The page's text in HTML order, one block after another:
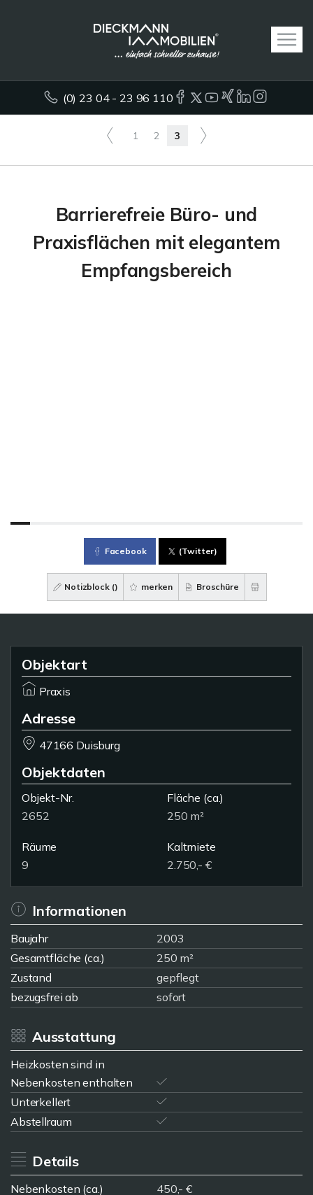
(0) 23 04 - 23 96 110
1 2 3
Barrierefreie Büro- und
Praxisflächen mit elegantem
Empfangsbereich
Facebook (Twitter)
Notizblock () merken Broschüre
Objektart
Praxis
Adresse
47166 Duisburg
Objektdaten
Objekt-Nr.
2652
Fläche (ca.)
250 m²
Räume
9
Kaltmiete
2.750,- €
Informationen
Baujahr
2003
Gesamtfläche (ca.)
250 m²
Zustand
gepflegt
bezugsfrei ab
sofort
Ausstattung
Heizkosten sind in
Nebenkosten enthalten
Unterkellert
Abstellraum
Details
Nebenkosten (ca.)
450,- €